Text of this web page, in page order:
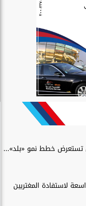
خطط نمو «بلد»...
لاستفادة المغتربين